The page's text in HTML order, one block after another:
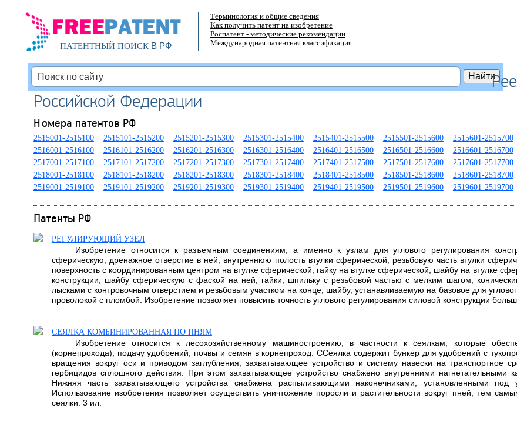
ПАТЕНТНЫЙ ПОИСКВ РФ
Терминология и общие сведения
Как получить патент на изобретение
Роспатент - методические рекомендации
Международная патентная классификация
Российской Федерации
Номера патентов РФ
2515001-2515100 2515101-2515200 2515201-2515300 2515301-2515400 2515401-2515500 2515501-2515600 2515601-2515700
2516001-2516100
2516101-2516200 2516201-2516300 2516301-2516400 2516401-2516500 2516501-2516600 2516601-2516700
2517001-2517100
2517101-2517200 2517201-2517300 2517301-2517400 2517401-2517500 2517501-2517600 2517601-2517700
2518001-2518100
2518101-2518200 2518201-2518300 2518301-2518400 2518401-2518500 2518501-2518600 2518601-2518700
2519001-2519100
2519101-2519200 2519201-2519300 2519301-2519400 2519401-2519500 2519501-2519600 2519601-2519700
Патенты РФ
РЕГУЛИРУЮЩИЙ УЗЕЛ
Изобретение относится к разъемным соединениям, а именно к узлам для углового регулирования
сферическую, дренажное отверстие в ней, внутреннюю полость втулки сферической, резьбовую часть втулки
поверхность с координированным центром на втулке сферической, гайку на втулке сферической, шайбу на втулке
конструкции, шайбу сферическую с фаской на ней, гайки, шпильку с резьбовой частью с мелким шагом,
лысками с контровочным отверстием и резьбовым участком на конце, шайбу, устанавливаемую на базовое для
проволокой с пломбой. Изобретение позволяет повысить точность углового регулирования силовой конструкции
СЕЯЛКА КОМБИНИРОВАННАЯ ПО ПНЯМ
Изобретение относится к лесохозяйственному машиностроению, в частности к сеялкам, которыe
(корнепрохода), подачу удобрений, почвы и семян в корнепроход. CCеялка содержит бункер для удобрений с
вращения вокруг оси и приводом заглубления, захватывающее устройство и систему навески на транспортное
гербицидов сплошного действия. При этом захватывающее устройство снабжено внутренними
Нижняя часть захватывающего устройства снабжена распыливающими наконечниками, установленными под
Использование изобретения позволяет осуществить уничтожение поросли и растительности вокруг пней, тем
сеялки. 3 ил.